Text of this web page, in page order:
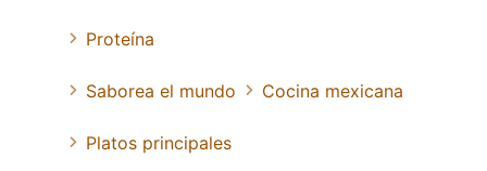
Proteína
Saborea el mundo Cocina mexicana
Platos principales